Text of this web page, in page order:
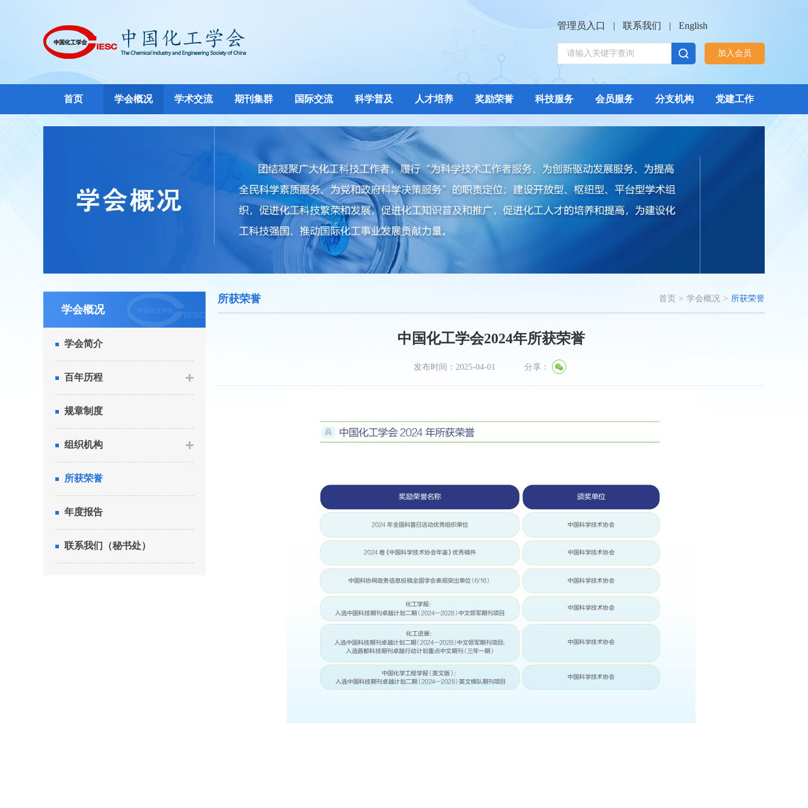
管理员入口 | 联系我们 | English
加入会员
首页 学会概况 学术交流 期刊集群 国际交流 科学普及 人才培养 奖励荣誉 科技服务 会员服务 分支机构 党建工作
学会概况
学会简介
百年历程
规章制度
组织机构
所获荣誉
年度报告
联系我们（秘书处）
所获荣誉 首页 > 学会概况 > 所获荣誉
中国化工学会2024年所获荣誉
发布时间：2025-04-01 分享：